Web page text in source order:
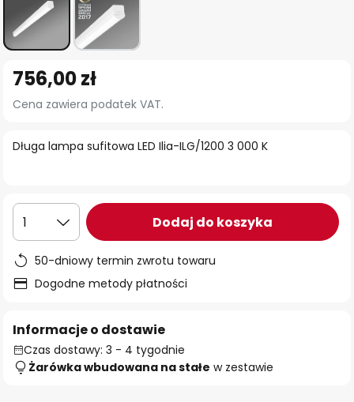
na
początek
Długa lampa sufitowa LED Ilia-ILG/1200 3 000 K
756,00 zł
Cena zawiera podatek VAT.
1 Dodaj do koszyka
50-dniowy termin zwrotu towaru
Dogodne metody płatności
Informacje o dostawie
Czas dostawy: 3 - 4 tygodnie
Żarówka wbudowana na stałe w zestawie